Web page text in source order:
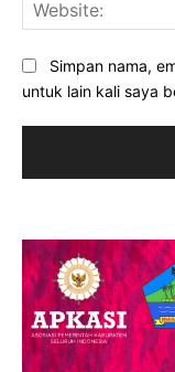
Simpan nama,
untuk lain kali saya